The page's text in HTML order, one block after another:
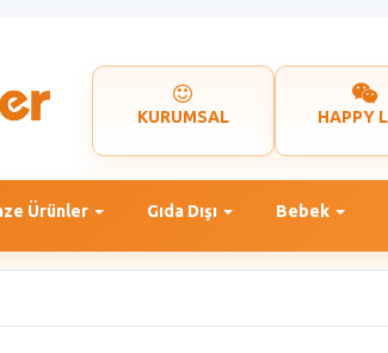
KURUMSAL HAPPY
Ürünler Gıda Dışı Bebek